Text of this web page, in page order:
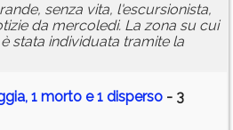
senza vita, l'escursionista,
da mercoledi. La zona su cui
stata individuata tramite la
1 morto e 1 disperso - 3